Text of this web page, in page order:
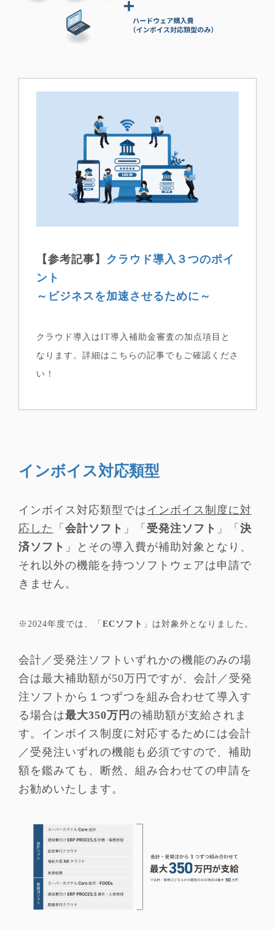
【参考記事】 クラウド導入３つのポイ
ント
～ビジネスを加速させるために～
クラウド導入はIT導入補助金審査の加点項目と
なります。詳細はこちらの記事でもご確認くださ
い！
インボイス対応類型
インボイス対応類型では インボイス制度に対
応した
「 会計ソフト 」「 受発注ソフト 」「 決
済ソフト 」とその導入費が補助対象となり、
それ以外の機能を持つソフトウェアは申請で
きません。
※2024年度では、「 ECソフト 」は対象外となりました。
会計／受発注ソフトいずれかの機能のみの場
合は最大補助額が50万円ですが、会計／受発
注ソフトから１つずつを組み合わせて導入す
る場合は最大350万円 の補助額が支給されま
す。インボイス制度に対応するためには会計
／受発注いずれの機能も必須ですので、補助
額を鑑みても、断然、組み合わせての申請を
お勧めいたします。